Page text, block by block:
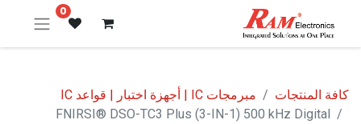
0
كافة المنتجات
مبرمجات IC | أجهزة اختبار | قواعد IC
FNIRSI® DSO-TC3 Plus (3-IN-1) 500 kHz Digital